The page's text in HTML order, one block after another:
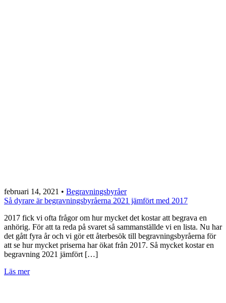
februari 14, 2021 • Begravningsbyråer
Så dyrare är begravningsbyråerna 2021 jämfört med 2017
2017 fick vi ofta frågor om hur mycket det kostar att begrava en
anhörig. För att ta reda på svaret så sammanställde vi en lista. Nu har
det gått fyra år och vi gör ett återbesök till begravningsbyråerna för
att se hur mycket priserna har ökat från 2017. Så mycket kostar en
begravning 2021 jämfört […]
Läs mer